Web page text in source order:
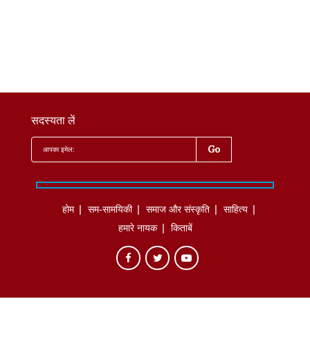
सदस्यता लें
होम सम-सामयिकी समाज और संस्कृति
साहित्‍य
हमारे नायक
किताबें